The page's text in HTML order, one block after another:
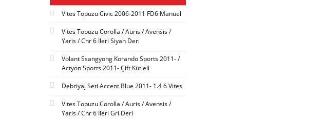
Vites Topuzu Civic 2006-2011 FD6 Manuel
Vites Topuzu Corolla / Auris / Avensis /
Yaris / Chr 6 İleri Siyah Deri
Volant Ssangyong Korando Sports 2011- /
Actyon Sports 2011- Çift Kütleli
Debriyaj Seti Accent Blue 2011- 1.4 6 Vites
Vites Topuzu Corolla / Auris / Avensis /
Yaris / Chr 6 İleri Gri Deri